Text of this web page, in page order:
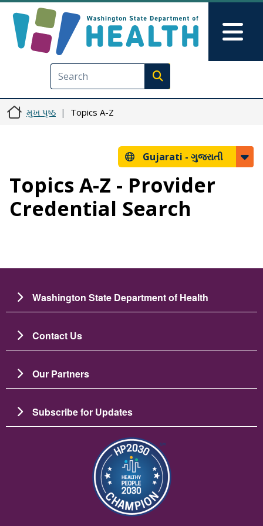
Execute search
મુખ પૃષ્ઠ Topics A-Z
Gujarati - ગુજરાતી
Topics A-Z - Provider
Credential Search
Washington State Department of Health
Contact Us
Our Partners
Subscribe for Updates
Image